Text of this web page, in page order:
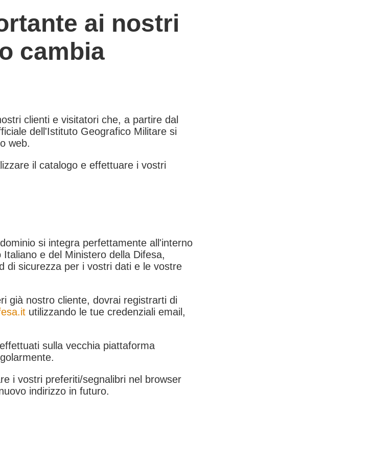
ai nostri
cambia
clienti e visitatori che, a partire dal
dell'Istituto Geografico Militare si
web.
il catalogo e effettuare i vostri
si integra perfettamente all'interno
e del Ministero della Difesa,
di sicurezza per i vostri dati e le vostre
già nostro cliente, dovrai registrarti di
utilizzando le tue credenziali email,
sulla vecchia piattaforma
i vostri preferiti/segnalibri nel browser
indirizzo in futuro.